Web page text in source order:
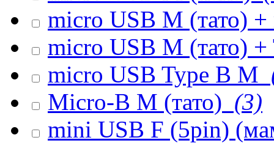
micro USB M (тато)
micro USB M (тато)
micro USB Type B M
Micro-B M (тато) (3)
mini USB F (5pin)